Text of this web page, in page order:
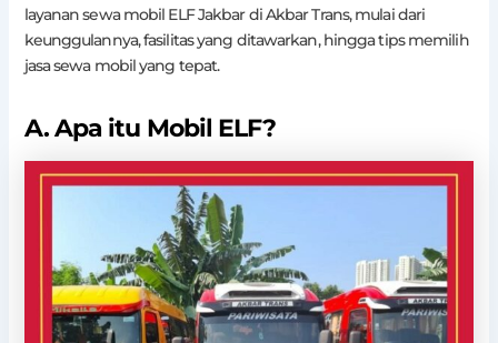
layanan sewa mobil ELF Jakbar di Akbar Trans, mulai dari
keunggulannya, fasilitas yang ditawarkan, hingga tips memilih
jasa sewa mobil yang tepat.
A. Apa itu Mobil ELF?